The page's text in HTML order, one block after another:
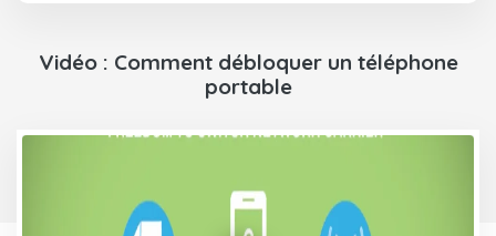
Vidéo : Comment débloquer un téléphone
portable